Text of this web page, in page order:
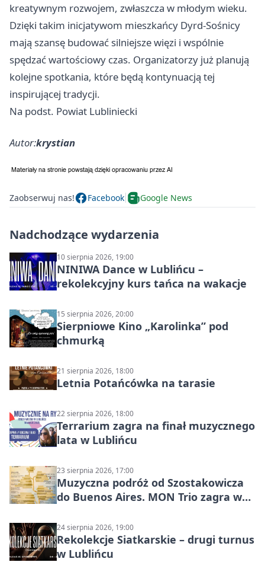
kreatywnym rozwojem, zwłaszcza w młodym wieku.
Dzięki takim inicjatywom mieszkańcy Dyrd-Sośnicy
mają szansę budować silniejsze więzi i wspólnie
spędzać wartościowy czas. Organizatorzy już planują
kolejne spotkania, które będą kontynuacją tej
inspirującej tradycji.
Na podst. Powiat Lubliniecki
Autor:krystian
Zaobserwuj nas! Facebook Google News
Nadchodzące wydarzenia
10 sierpnia 2026, 19:00
NINIWA Dance w Lublińcu –
rekolekcyjny kurs tańca na wakacje
15 sierpnia 2026, 20:00
Sierpniowe Kino „Karolinka” pod
chmurką
21 sierpnia 2026, 18:00
Letnia Potańcówka na tarasie
22 sierpnia 2026, 18:00
Terrarium zagra na finał muzycznego
lata w Lublińcu
23 sierpnia 2026, 17:00
Muzyczna podróż od Szostakowicza
do Buenos Aires. MON Trio zagra w
24 sierpnia 2026, 19:00
Rekolekcje Siatkarskie – drugi turnus
w Lublińcu